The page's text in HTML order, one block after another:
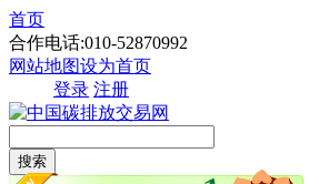
首页
合作电话:010-52870992
网站地图设为首页
登录 注册
搜索